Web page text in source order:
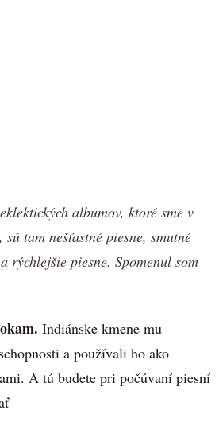
albumov, ktoré sme v
tam nešťastné piesne, smutné
rýchlejšie piesne. Spomenul som
Indiánske kmene mu
a používali ho ako
A tú budete pri počúvaní piesní